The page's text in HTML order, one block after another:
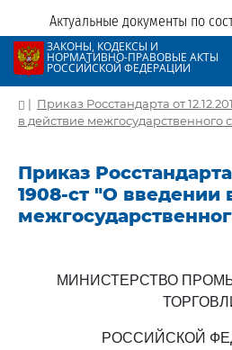
Актуальные документы по
ЗАКОНЫ, КОДЕКСЫ И
НОРМАТИВНО-ПРАВОВЫЕ АКТЫ
РОССИЙСКОЙ ФЕДЕРАЦИИ
| Приказ Росстандарта от
в действие межгосударственного
Приказ Росстандарта
1908-ст "О введении
МИНИСТЕРСТВО
РОССИЙСКОЙ